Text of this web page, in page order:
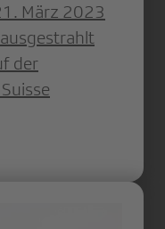
März 2023
der